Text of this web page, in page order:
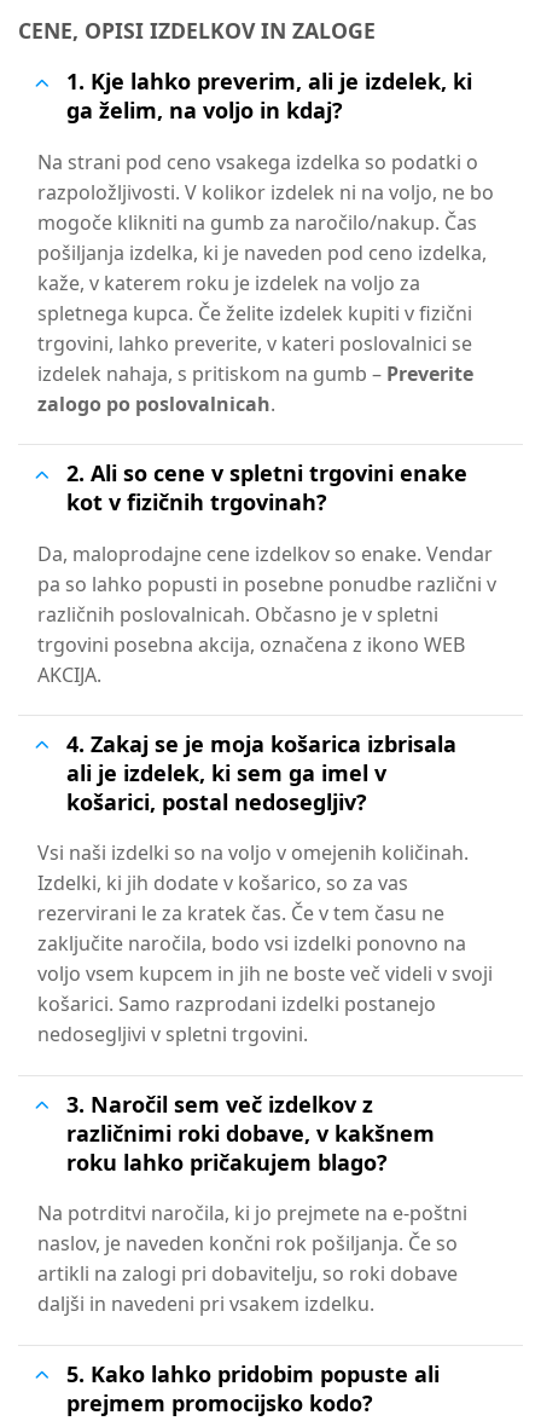
CENE, OPISI IZDELKOV IN ZALOGE
1. Kje lahko preverim, ali je izdelek, ki
ga želim, na voljo in kdaj?
Na strani pod ceno vsakega izdelka so podatki o
razpoložljivosti. V kolikor izdelek ni na voljo, ne bo
mogoče klikniti na gumb za naročilo/nakup. Čas
pošiljanja izdelka, ki je naveden pod ceno izdelka,
kaže, v katerem roku je izdelek na voljo za
spletnega kupca. Če želite izdelek kupiti v fizični
trgovini, lahko preverite, v kateri poslovalnici se
izdelek nahaja, s pritiskom na gumb – Preverite
zalogo po poslovalnicah.
2. Ali so cene v spletni trgovini enake
kot v fizičnih trgovinah?
Da, maloprodajne cene izdelkov so enake. Vendar
pa so lahko popusti in posebne ponudbe različni v
različnih poslovalnicah. Občasno je v spletni
trgovini posebna akcija, označena z ikono WEB
AKCIJA.
4. Zakaj se je moja košarica izbrisala
ali je izdelek, ki sem ga imel v
košarici, postal nedosegljiv?
Vsi naši izdelki so na voljo v omejenih količinah.
Izdelki, ki jih dodate v košarico, so za vas
rezervirani le za kratek čas. Če v tem času ne
zaključite naročila, bodo vsi izdelki ponovno na
voljo vsem kupcem in jih ne boste več videli v svoji
košarici. Samo razprodani izdelki postanejo
nedosegljivi v spletni trgovini.
3. Naročil sem več izdelkov z
različnimi roki dobave, v kakšnem
roku lahko pričakujem blago?
Na potrditvi naročila, ki jo prejmete na e-poštni
naslov, je naveden končni rok pošiljanja. Če so
artikli na zalogi pri dobavitelju, so roki dobave
daljši in navedeni pri vsakem izdelku.
5. Kako lahko pridobim popuste ali
prejmem promocijsko kodo?